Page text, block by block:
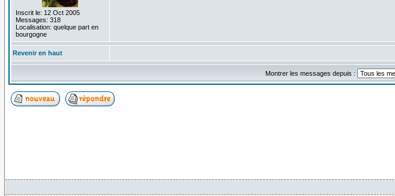
Inscrit le: 12 Oct 2005
Messages: 318
Localisation: quelque part en
bourgogne
Revenir en haut
Montrer les messages depuis :